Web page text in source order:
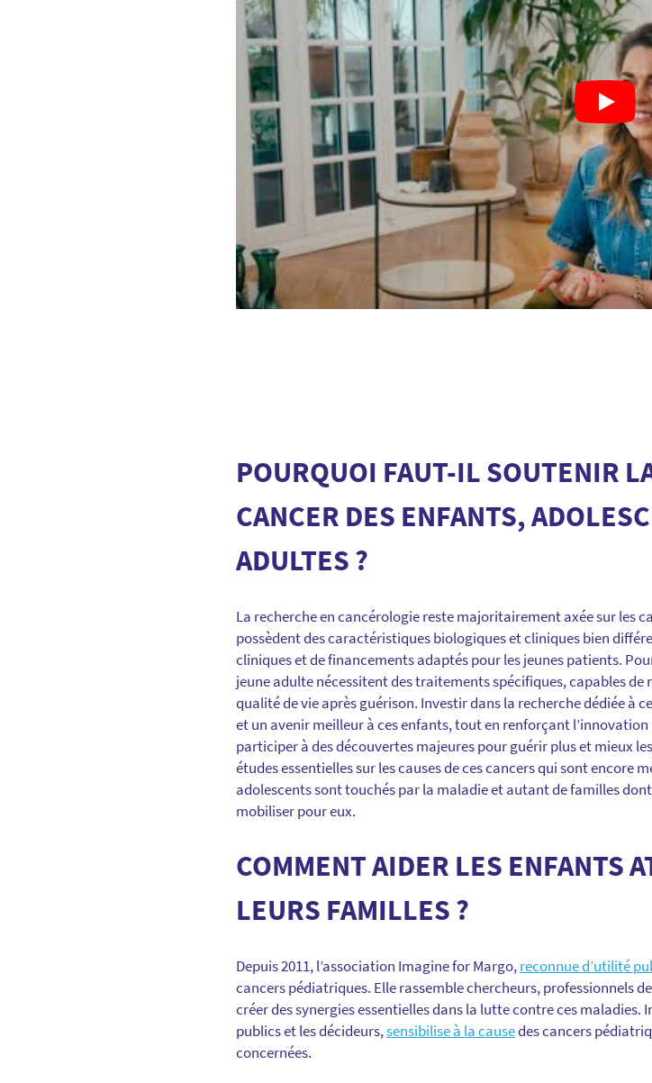
POURQUOI FAUT-IL SOUTENIR
CANCER DES ENFANTS,
ADULTES ?
La recherche en cancérologie reste majoritairement axée sur les
possèdent des caractéristiques biologiques et cliniques bien
cliniques et de financements adaptés pour les jeunes patients.
jeune adulte nécessitent des traitements spécifiques, capables de
qualité de vie après guérison. Investir dans la recherche dédiée à
et un avenir meilleur à ces enfants, tout en renforçant
participer à des découvertes majeures pour guérir plus et mieux
études essentielles sur les causes de ces cancers qui sont encore
adolescents sont touchés par la maladie et autant de familles
mobiliser pour eux.
COMMENT AIDER LES ENFANTS
LEURS FAMILLES ?
Depuis 2011, l’association Imagine for Margo,reconnue d’utilité
cancers pédiatriques. Elle rassemble chercheurs, professionnels
créer des synergies essentielles dans la lutte contre ces maladies.
publics et les décideurs,sensibilise à la causedes cancers
concernées.